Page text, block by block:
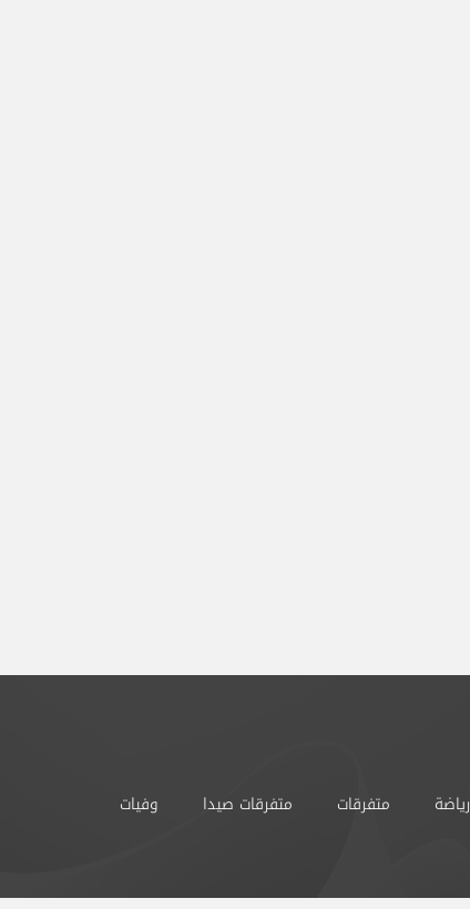
رياضة متفرقات متفرقات صيدا
وفيات